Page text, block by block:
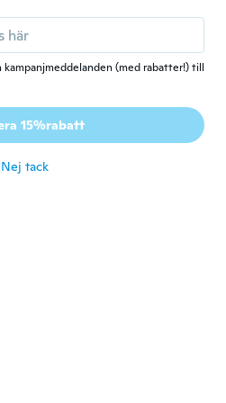
Durchsichtig (und das
kampanjmeddelanden (med rabatter!) till
15%rabatt
Nej tack